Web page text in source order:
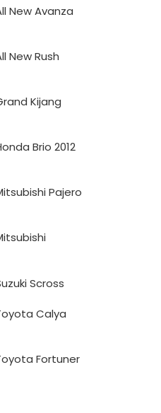
New Avanza
New Rush
Kijang
Brio 2012
Pajero
Scross
Calya
Fortuner